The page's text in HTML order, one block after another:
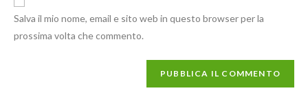
Salva il mio nome, email e sito web in questo browser per la
prossima volta che commento.